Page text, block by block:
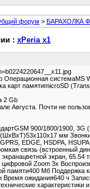
форум > БАРАХОЛКА
: xPeria x1
системаMS
карт памятиmicroSD
2 Gb
Августа. Почти не
900/1800/1900, 3G
мм
EDGE, HSDPA,
связь (встроенный
экран,
Zoom 3x
памяти400 Мб Поддержка
Время ожидания640 ч
характеристики